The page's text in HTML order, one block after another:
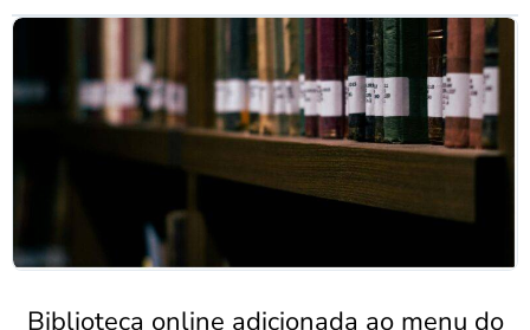
Biblioteca online adicionada ao menu do